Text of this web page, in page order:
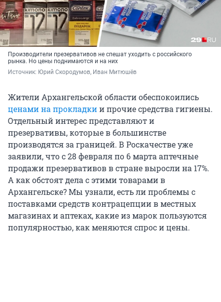
Производители презервативов не спешат уходить с российского
рынка. Но цены поднимаются и на них
Источник: Юрий Скородумов, Иван Митюшёв
Жители Архангельской области обеспокоились
ценами на прокладкии прочие средства гигиены.
Отдельный интерес представляют и
презервативы, которые в большинстве
производятся за границей. В Роскачестве уже
заявили, что с 28 февраля по 6 марта аптечные
продажи презервативов в стране выросли на 17%.
А как обстоят дела с этими товарами в
Архангельске? Мы узнали, есть ли проблемы с
поставками средств контрацепции в местных
магазинах и аптеках, какие из марок пользуются
популярностью, как меняются спрос и цены.